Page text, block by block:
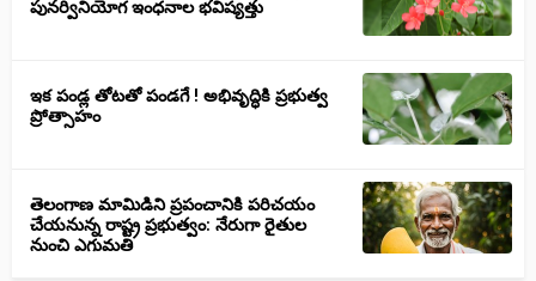
పునర్వినియోగ ఇంధనాల భవిష్యత్తు
ఇక పండ్ల తోటతో పండగే ! అభివృద్ధికి ప్రభుత్వ
ప్రోత్సాహం
తెలంగాణ మామిడిని ప్రపంచానికి పరిచయం
చేయనున్న రాష్ట్ర ప్రభుత్వం: నేరుగా రైతుల
నుంచి ఎగుమతి